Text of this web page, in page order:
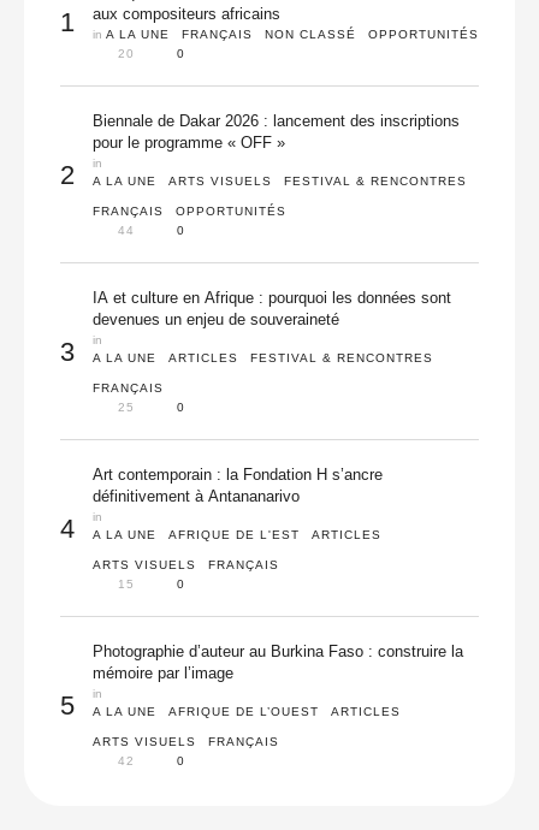
1
aux compositeurs africains
in A LA UNE FRANÇAIS NON CLASSÉ
OPPORTUNITÉS
20
0
2
Biennale de Dakar 2026 : lancement des inscriptions
pour le programme « OFF »
in
A LA UNE
ARTS VISUELS FESTIVAL & RENCONTRES
FRANÇAIS
OPPORTUNITÉS
44
0
3
IA et culture en Afrique : pourquoi les données sont
devenues un enjeu de souveraineté
in
A LA UNE
ARTICLES FESTIVAL & RENCONTRES
FRANÇAIS
25
0
4
Art contemporain : la Fondation H s’ancre
définitivement à Antananarivo
in
A LA UNE
AFRIQUE DE L'EST ARTICLES
ARTS VISUELS
FRANÇAIS
15
0
5
Photographie d’auteur au Burkina Faso : construire la
mémoire par l’image
in
A LA UNE
AFRIQUE DE L’OUEST ARTICLES
ARTS VISUELS
FRANÇAIS
42
0